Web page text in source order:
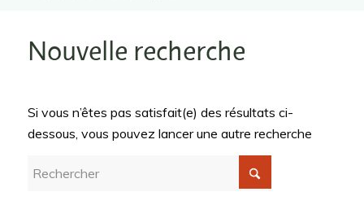
Nouvelle recherche
Si vous n’êtes pas satisfait(e) des résultats ci-
dessous, vous pouvez lancer une autre recherche